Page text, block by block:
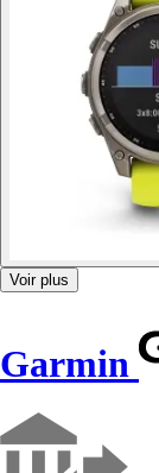
Voir plus
Garmin